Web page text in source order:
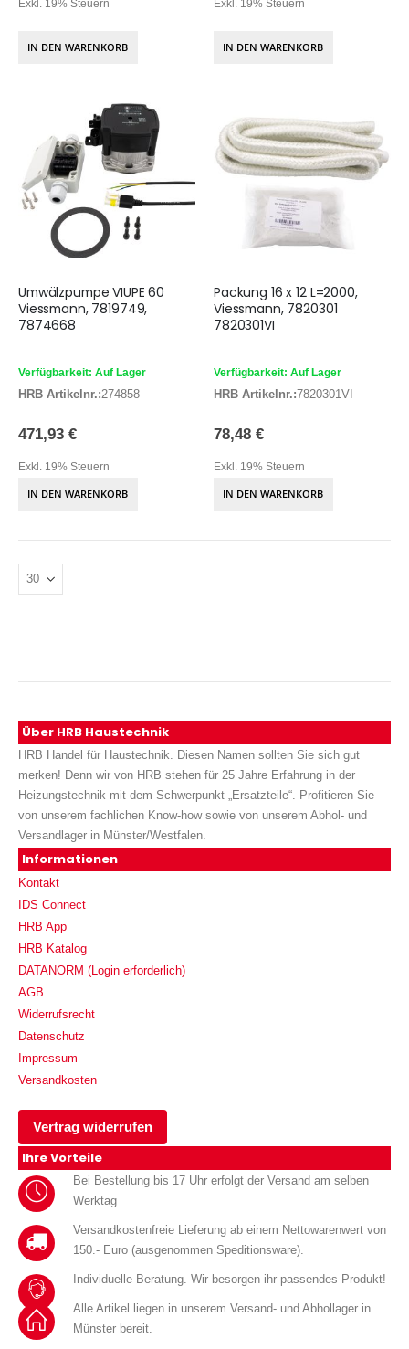
Exkl. 19% Steuern
IN DEN WARENKORB
Exkl. 19% Steuern
IN DEN WARENKORB
Umwälzpumpe VIUPE 60
Viessmann, 7819749,
7874668
Verfügbarkeit: Auf Lager
HRB Artikelnr.:274858
471,93 €
Exkl. 19% Steuern
IN DEN WARENKORB
Packung 16 x 12 L=2000,
Viessmann, 7820301
7820301VI
Verfügbarkeit: Auf Lager
HRB Artikelnr.:7820301VI
78,48 €
Exkl. 19% Steuern
IN DEN WARENKORB
Über HRB Haustechnik
HRB Handel für Haustechnik. Diesen Namen sollten Sie sich gut
merken! Denn wir von HRB stehen für 25 Jahre Erfahrung in der
Heizungstechnik mit dem Schwerpunkt „Ersatzteile“. Profitieren Sie
von unserem fachlichen Know-how sowie von unserem Abhol- und
Versandlager in Münster/Westfalen.
Informationen
Kontakt
IDS Connect
HRB App
HRB Katalog
DATANORM (Login erforderlich)
AGB
Widerrufsrecht
Datenschutz
Impressum
Versandkosten
Vertrag widerrufen
Ihre Vorteile
Bei Bestellung bis 17 Uhr erfolgt der Versand am selben
Werktag
Versandkostenfreie Lieferung ab einem Nettowarenwert von
150.- Euro (ausgenommen Speditionsware).
Individuelle Beratung. Wir besorgen ihr passendes Produkt!
Alle Artikel liegen in unserem Versand- und Abhollager in
Münster bereit.